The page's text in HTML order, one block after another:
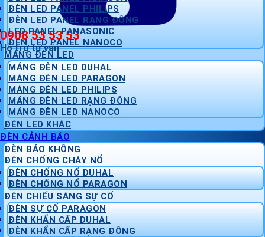
0908 53 53 53
Hỗ trợ tư vấn
ĐÈN LED PANEL PHILIPS
ĐÈN LED PANEL RẠNG ĐÔNG
LED PANEL PANASONIC
ĐÈN LED PANEL NANOCO
MÁNG ĐÈN LED
MÁNG ĐÈN LED DUHAL
MÁNG ĐÈN LED PARAGON
MÁNG ĐÈN LED PHILIPS
MÁNG ĐÈN LED RẠNG ĐÔNG
MÁNG ĐÈN LED NANOCO
ĐÈN LED KHÁC
ĐÈN CẢNH BÁO
ĐÈN BÁO KHÔNG
ĐÈN CHỐNG CHÁY NỔ
ĐÈN CHỐNG NỔ DUHAL
ĐÈN CHỐNG NỔ PARAGON
ĐÈN CHIẾU SÁNG SỰ CỐ
ĐÈN SỰ CỐ PARAGON
ĐÈN KHẨN CẤP DUHAL
ĐÈN KHẨN CẤP RẠNG ĐÔNG